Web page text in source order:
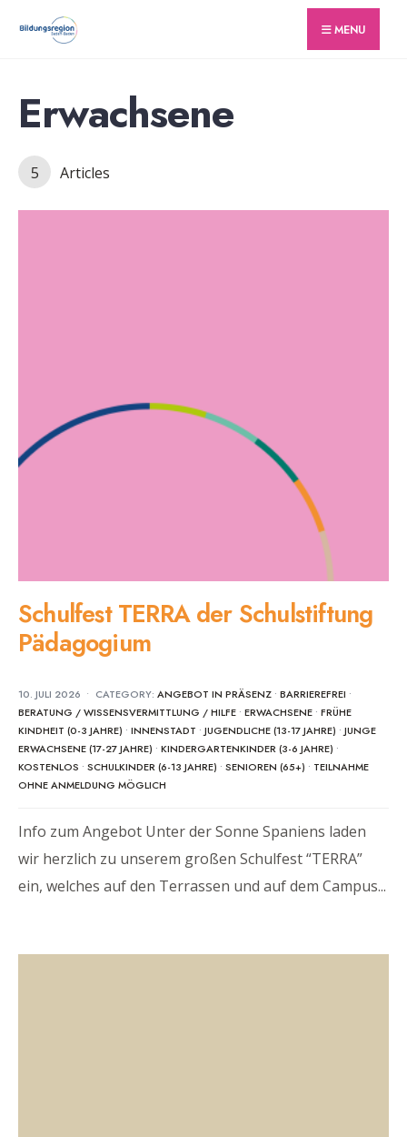
MENU
Erwachsene
5 Articles
Schulfest TERRA der Schulstiftung
Pädagogium
10. JULI 2026 • CATEGORY: ANGEBOT IN PRÄSENZ • BARRIEREFREI •
BERATUNG / WISSENSVERMITTLUNG / HILFE • ERWACHSENE • FRÜHE
KINDHEIT (0-3 JAHRE) • INNENSTADT •JUGENDLICHE (13-17 JAHRE) •JUNGE
ERWACHSENE (17-27 JAHRE) • KINDERGARTENKINDER (3-6 JAHRE) •
KOSTENLOS • SCHULKINDER (6-13 JAHRE) • SENIOREN (65+) • TEILNAHME
OHNE ANMELDUNG MÖGLICH
Info zum Angebot Unter der Sonne Spaniens laden
wir herzlich zu unserem großen Schulfest “TERRA”
ein, welches auf den Terrassen und auf dem Campus...